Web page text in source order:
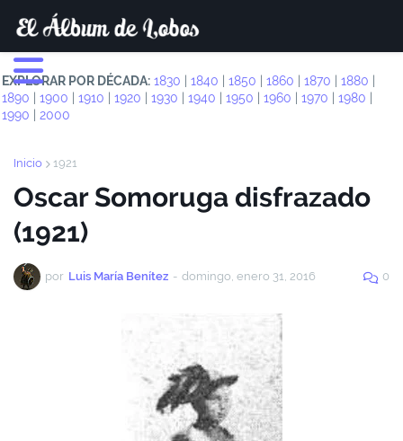
EXPLORAR POR DÉCADA: 1830 1840 1850 1860 1870 1880
1890
1900 1910 1920 1930 1940 1950 1960 1970 1980
1990
2000
Inicio 1921
Oscar Somoruga disfrazado
(1921)
por Luis María Benítez - domingo, enero 31, 2016 0